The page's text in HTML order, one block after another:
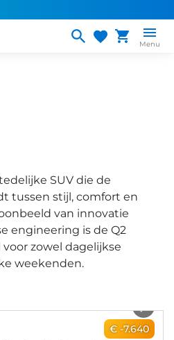
Menu
SUV die de
tussen stijl, comfort en
van innovatie
engineering is de Q2
zowel dagelijkse
weekenden.
€ -7.640